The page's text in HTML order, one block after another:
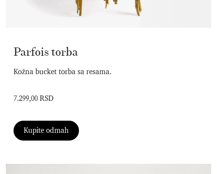
Parfois torba
Kožna bucket torba sa resama.
7.299,00 RSD
Kupite odmah